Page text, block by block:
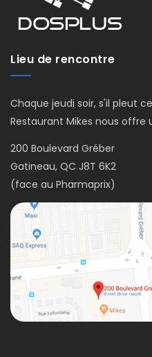
Lieu de rencontre
Chaque jeudi soir, s'il pleut
Restaurant Mikes nous offre
200 Boulevard Gréber
Gatineau, QC J8T 6K2
(face au Pharmaprix)